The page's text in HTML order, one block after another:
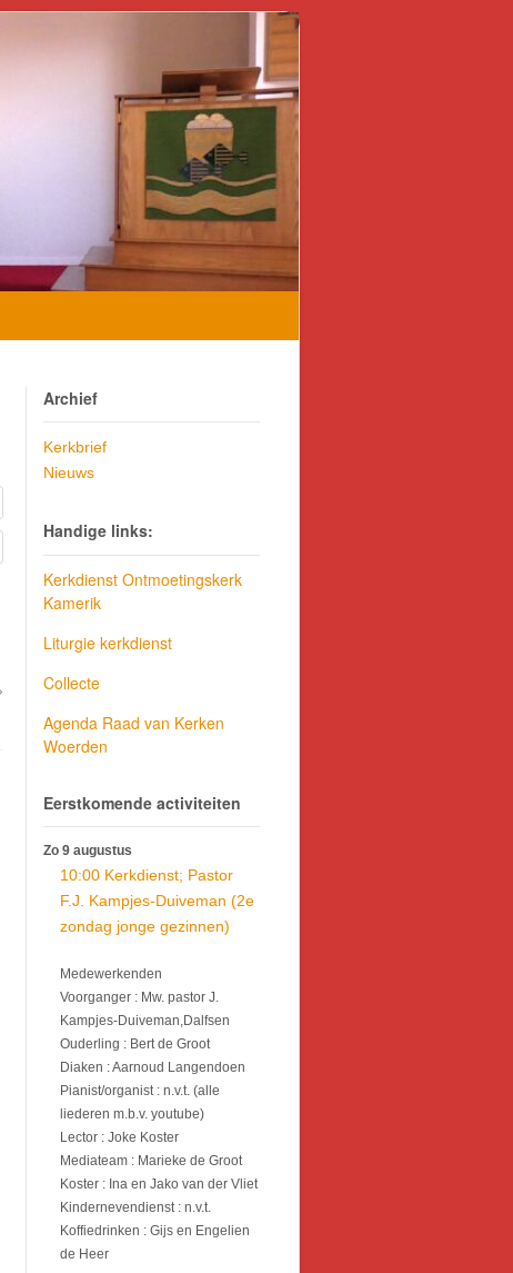
Archief
Kerkbrief
Nieuws
Handige links:
Kerkdienst Ontmoetingskerk
Kamerik
Liturgie kerkdienst
Collecte
Agenda Raad van Kerken
Woerden
Eerstkomende activiteiten
Zo 9 augustus
10:00 Kerkdienst; Pastor
F.J. Kampjes-Duiveman (2e
zondag jonge gezinnen)
Medewerkenden
Voorganger : Mw. pastor J.
Kampjes-Duiveman,Dalfsen
Ouderling : Bert de Groot
Diaken : Aarnoud Langendoen
Pianist/organist : n.v.t. (alle
liederen m.b.v. youtube)
Lector : Joke Koster
Mediateam : Marieke de Groot
Koster : Ina en Jako van der Vliet
Kindernevendienst : n.v.t.
Koffiedrinken : Gijs en Engelien
de Heer